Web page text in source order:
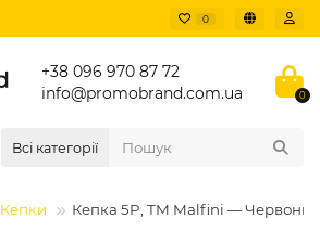
0
+38 096 970 87 72
info@promobrand.com.ua
0
Всі категорії
Кепки Кепка 5P, ТМ Malfini — Червоний